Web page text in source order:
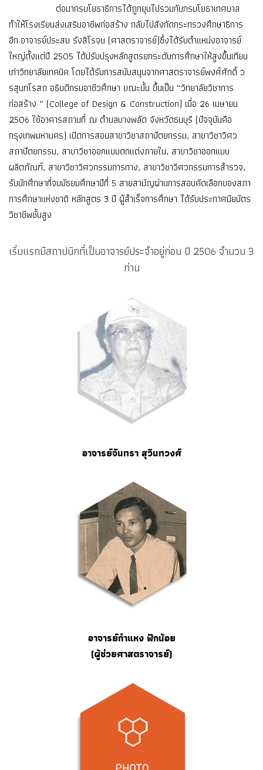
ต่อมากรมโยธาธิการได้ถูกยุบไปรวมกับกรมโยธาเทศบาล
ทำให้โรงเรียนส่งเสริมอาชีพก่อสร้าง กลับไปสังกัดกระทรวงศึกษาธิการ
อีก อาจารย์ประสม รังสิโรจน (ศาสตราจารย์)ซึ่งได้รับตำแหน่งอาจารย์
ใหญ่ตั้งแต่ปี 2505 ได้ปรับปรุงหลักสูตรยกระดับการศึกษาให้สูงขึ้นเทียบ
เท่าวิทยาลัยเทคนิค โดยได้รับการสนับสนุนจากศาสตราจารย์พงศ์ศักดิ์ ว
รสุนทโรสถ อธิบดีกรมอาชีวศึกษา ขณะนั้น ขึ้นเป็น “วิทยาลัยวิชาการ
ก่อสร้าง ” (College of Design & Construction) เมื่อ 26 เมษายน
2506 ใช้อาคารสถานที่ ณ ตำบลบางพลัด จังหวัดธนบุรี (ปัจจุบันคือ
กรุงเทพมหานคร) เปิดการสอนสาขาวิชาสถาปัตยกรรม, สาขาวิชาวิศว
สถาปัตยกรรม, สาขาวิชาออกแบบตกแต่งภายใน, สาขาวิชาออกแบบ
ผลิตภัณฑ์, สาขาวิชาวิศวกรรมการทาง, สาขาวิชาวิศวกรรมการสำรวจ,
รับนักศึกษาที่จบมัธยมศึกษาปีทื่ 5 สายสามัญผ่านการสอบคัดเลือกของสภา
การศึกษาแห่งชาติ หลักสูตร 3 ปี ผู้สำเร็จการศึกษา ได้รับประกาศนียบัตร
วิชาชีพชั้นสูง
เริ่มแรกมีสถาปนิกที่เป็นอาจารย์ประจำอยู่ก่อน ปี 2506 จำนวน 3
ท่าน
อาจารย์จันทรา สุวินทวงศ์
อาจารย์กำแหง ฟักน้อย
(ผู้ช่วยศาสตราจารย์)